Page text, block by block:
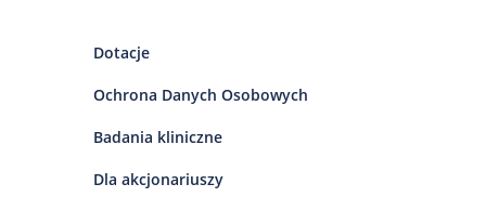
Dotacje
Ochrona Danych Osobowych
Badania kliniczne
Dla akcjonariuszy